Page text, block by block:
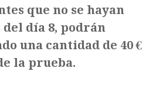
que no se hayan
día 8, podrán
una cantidad de 40 €
la prueba.